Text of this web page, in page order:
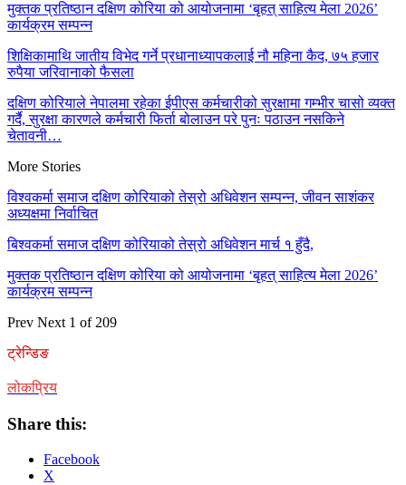
मुक्तक प्रतिष्ठान दक्षिण कोरिया को आयोजनामा ‘बृहत् साहित्य मेला 2026’
कार्यक्रम सम्पन्न
शिक्षिकामाथि जातीय विभेद गर्ने प्रधानाध्यापकलाई नौ महिना कैद, ७५ हजार
रुपैया जरिवानाको फैसला
दक्षिण कोरियाले नेपालमा रहेका ईपीएस कर्मचारीको सुरक्षामा गम्भीर चासो व्यक्त
गर्दै, सुरक्षा कारणले कर्मचारी फिर्ता बोलाउन परे पुनः पठाउन नसकिने
चेतावनी…
More Stories
विश्वकर्मा समाज दक्षिण कोरियाको तेस्रो अधिवेशन सम्पन्न, जीवन साशंकर
अध्यक्षमा निर्वाचित
बिश्वकर्मा समाज दक्षिण कोरियाको तेस्रो अधिवेशन मार्च १ हुँदै,
मुक्तक प्रतिष्ठान दक्षिण कोरिया को आयोजनामा ‘बृहत् साहित्य मेला 2026’
कार्यक्रम सम्पन्न
Prev Next 1 of 209
ट्रेन्डिङ
लोकप्रिय
Share this:
Facebook
X